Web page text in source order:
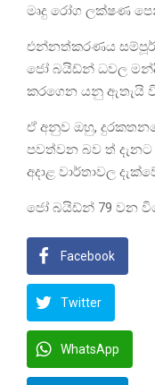
මෘදු රෝග ලක්ෂණ
එන්නත්කරණය
ජෝ බයිඩ්න් ධවල
කරගෙන යනු ඇතැයි
ඒ අනුව ඔහු,
පවත්වන බව ත් දැනට
අදාළ වාර්තාවල
ජෝ බයිඩ්න් 79 වන
Facebook
Twitter
WhatsApp